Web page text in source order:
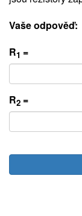
Vaše odpověď:
R1 =
R2 =